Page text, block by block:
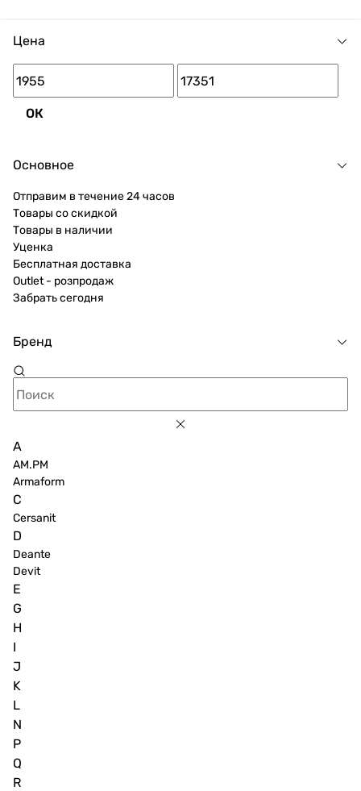
Цена
ОК
Основное
Отправим в течение 24 часов
Товары со скидкой
Товары в наличии
Уценка
Бесплатная доставка
Outlet - розпродаж
Забрать сегодня
Бренд
A
AM.PM
Armaform
C
Cersanit
D
Deante
Devit
E
G
H
I
J
K
L
N
P
Q
R